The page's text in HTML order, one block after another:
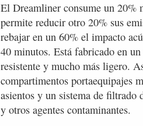
El Dreamliner consume un 20%
permite reducir otro 20% sus
rebajar en un 60% el impacto
40 minutos. Está fabricado en
resistente y mucho más ligero.
compartimentos portaequipajes
asientos y un sistema de filtrado
y otros agentes contaminantes.